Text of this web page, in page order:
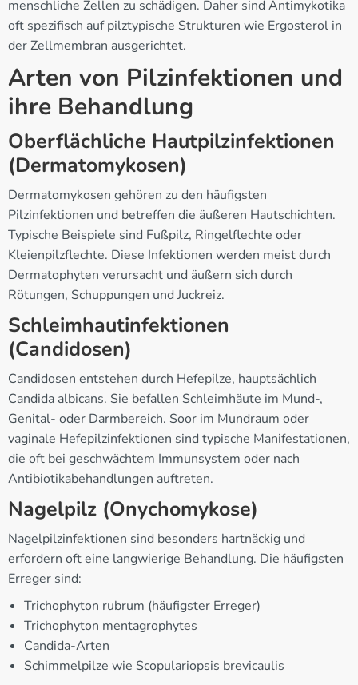
menschliche Zellen zu schädigen. Daher sind Antimykotika
oft spezifisch auf pilztypische Strukturen wie Ergosterol in
der Zellmembran ausgerichtet.
Arten von Pilzinfektionen und
ihre Behandlung
Oberflächliche Hautpilzinfektionen
(Dermatomykosen)
Dermatomykosen gehören zu den häufigsten
Pilzinfektionen und betreffen die äußeren Hautschichten.
Typische Beispiele sind Fußpilz, Ringelflechte oder
Kleienpilzflechte. Diese Infektionen werden meist durch
Dermatophyten verursacht und äußern sich durch
Rötungen, Schuppungen und Juckreiz.
Schleimhautinfektionen
(Candidosen)
Candidosen entstehen durch Hefepilze, hauptsächlich
Candida albicans. Sie befallen Schleimhäute im Mund-,
Genital- oder Darmbereich. Soor im Mundraum oder
vaginale Hefepilzinfektionen sind typische Manifestationen,
die oft bei geschwächtem Immunsystem oder nach
Antibiotikabehandlungen auftreten.
Nagelpilz (Onychomykose)
Nagelpilzinfektionen sind besonders hartnäckig und
erfordern oft eine langwierige Behandlung. Die häufigsten
Erreger sind:
Trichophyton rubrum (häufigster Erreger)
Trichophyton mentagrophytes
Candida-Arten
Schimmelpilze wie Scopulariopsis brevicaulis